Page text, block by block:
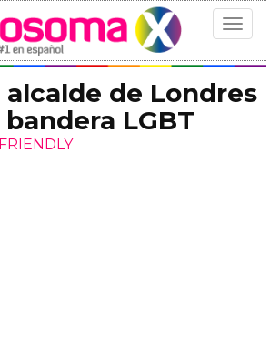
Toggle
alcalde de Londres
LGBT